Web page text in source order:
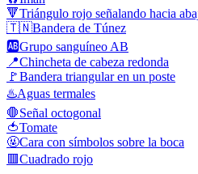
🔻Triángulo rojo señalando hacia
🇹🇳Bandera de Túnez
🆎Grupo sanguíneo AB
📍Chincheta de cabeza redonda
🚩Bandera triangular en un poste
♨️Aguas termales
🛑Señal octogonal
🍅Tomate
🤬Cara con símbolos sobre la boca
🟥Cuadrado rojo